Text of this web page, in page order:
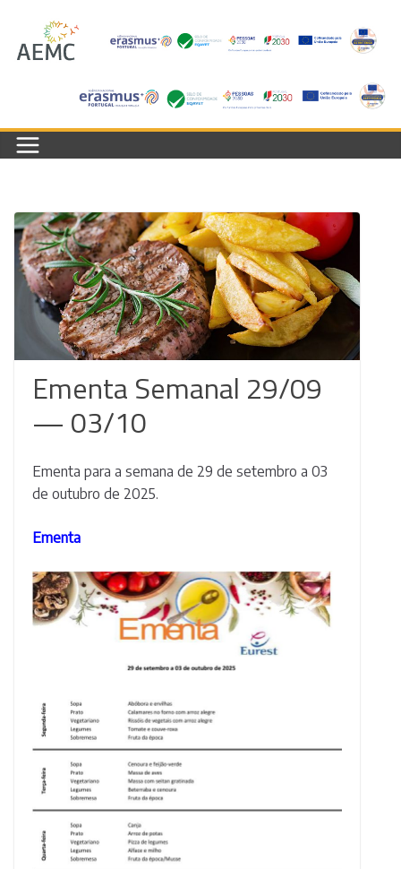
content
Ementa Semanal 29/09
— 03/10
Ementa para a semana de 29 de setembro a 03
de outubro de 2025.
Ementa